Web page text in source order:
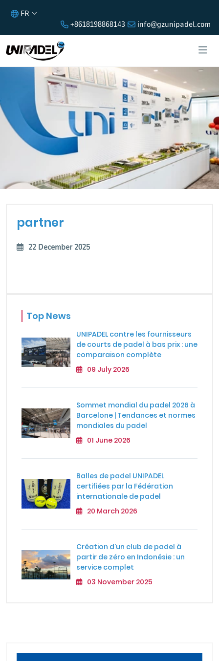
FR
+8618198868143
info@gzunipadel.com
partner
22 December 2025
Top News
UNIPADEL contre les fournisseurs
de courts de padel à bas prix : une
comparaison complète
09 July 2026
Sommet mondial du padel 2026 à
Barcelone | Tendances et normes
mondiales du padel
01 June 2026
Balles de padel UNIPADEL
certifiées par la Fédération
internationale de padel
20 March 2026
Création d'un club de padel à
partir de zéro en Indonésie : un
service complet
03 November 2025